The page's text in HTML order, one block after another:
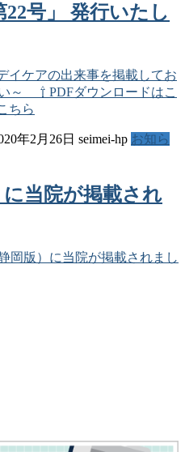
イケアの出来事を掲載してお
～ ⇧ PDFダウンロードはこ
ちら
年2月26日 seimei-hp お知ら
岡版）に当院が掲載されまし